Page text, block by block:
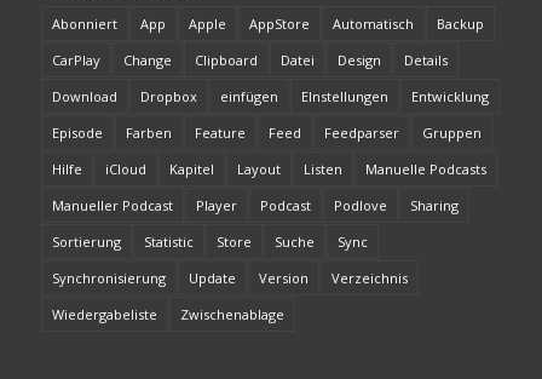
Abonniert App Apple AppStore Automatisch
Backup
CarPlay
Change Clipboard Datei Design
Details
Download
Dropbox einfügen EInstellungen
Entwicklung
Episode
Farben Feature Feed Feedparser
Gruppen
Hilfe
iCloud Kapitel Layout Listen
Manuelle Podcasts
Manueller Podcast
Player Podcast Podlove
Sharing
Sortierung
Statistic Store Suche
Sync
Synchronisierung
Update Version
Verzeichnis
Wiedergabeliste
Zwischenablage